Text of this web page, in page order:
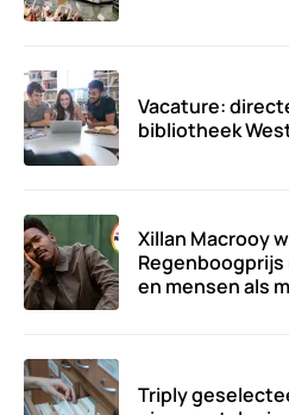
Vacature:
bibliotheek
Xillan Macrooy
en mensen als
Triply